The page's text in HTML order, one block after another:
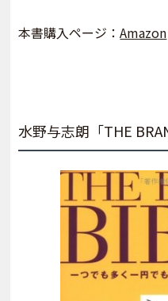
本書購入ページ：Amazon
水野与志朗「THE